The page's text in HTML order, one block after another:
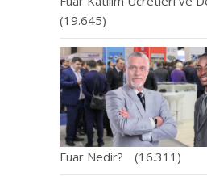
(19.645)
Fuar Nedir? (16.311)